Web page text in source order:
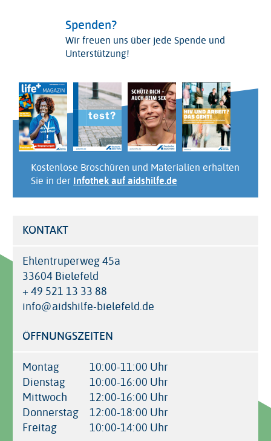
Spenden?
Wir freuen uns über jede Spende und
Unterstützung!
Kostenlose Broschüren und Materialien erhalten
Sie in der Infothek auf aidshilfe.de
KONTAKT
Ehlentruperweg 45a
33604 Bielefeld
+ 49 521 13 33 88
info@aidshilfe-bielefeld.de
ÖFFNUNGSZEITEN
Montag
10:00-11:00 Uhr
Dienstag
10:00-16:00 Uhr
Mittwoch
12:00-16:00 Uhr
Donnerstag
12:00-18:00 Uhr
Freitag
10:00-14:00 Uhr